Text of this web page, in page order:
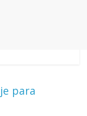
para